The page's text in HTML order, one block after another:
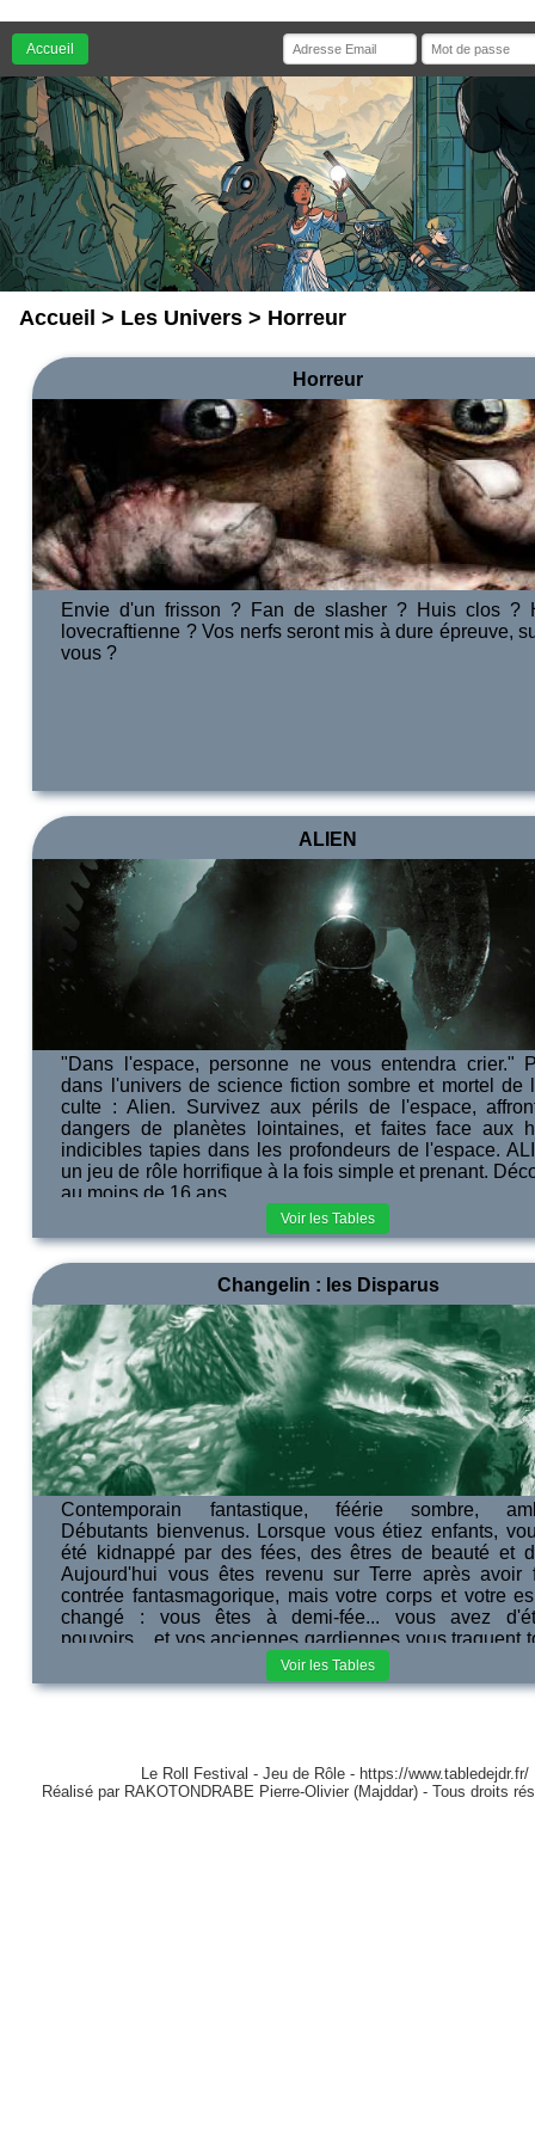
Accueil
Accueil > Les Univers > Horreur
Horreur
Envie d'un frisson ? Fan de slasher ? Huis clos ?
lovecraftienne ? Vos nerfs seront mis à dure épreuve,
vous ?
ALIEN
"Dans l'espace, personne ne vous entendra crier."
dans l'univers de science fiction sombre et mortel de
culte : Alien. Survivez aux périls de l'espace,
dangers de planètes lointaines, et faites face aux
indicibles tapies dans les profondeurs de l'espace.
un jeu de rôle horrifique à la fois simple et prenant.
au moins de 16 ans.
Voir les Tables
Changelin : les Disparus
Contemporain fantastique, féérie sombre,
Débutants bienvenus. Lorsque vous étiez enfants,
été kidnappé par des fées, des êtres de beauté et
Aujourd'hui vous êtes revenu sur Terre après avoir
contrée fantasmagorique, mais votre corps et votre
changé : vous êtes à demi-fée... vous avez
pouvoirs... et vos anciennes gardiennes vous traquent
Voir les Tables
Le Roll Festival - Jeu de Rôle - https://www.tabledejdr.fr/
Réalisé par RAKOTONDRABE Pierre-Olivier (Majddar) - Tous droits